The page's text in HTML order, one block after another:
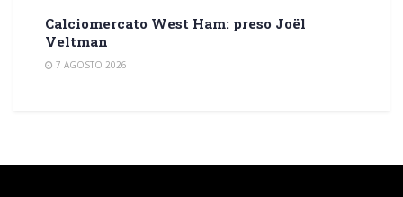
Calciomercato West Ham: preso Joël
Veltman
7 AGOSTO 2026